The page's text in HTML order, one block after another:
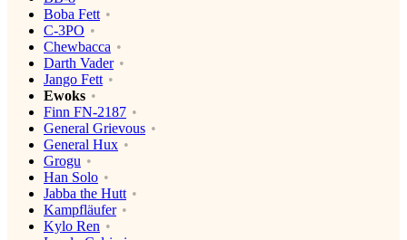
Boba Fett
C-3PO
Chewbacca
Darth Vader
Jango Fett
Ewoks
Finn FN-2187
General Grievous
General Hux
Grogu
Han Solo
Jabba the Hutt
Kampfläufer
Kylo Ren